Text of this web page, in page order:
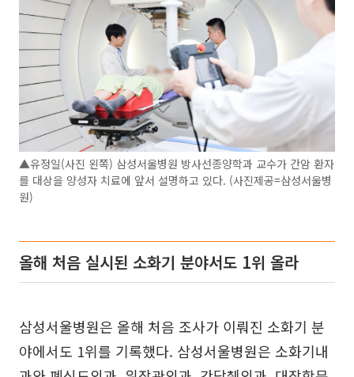
▲유정일(사진 왼쪽) 삼성서울병원 방사선종양학과 교수가 간암 환자
를 대상을 양성자 치료에 앞서 설명하고 있다. (사진제공=삼성서울병
원)
올해 처음 실시된 소화기 분야서도 1위 올라
삼성서울병원은 올해 처음 조사가 이뤄진 소화기 분
야에서도 1위를 기록했다. 삼성서울병원은 소화기내